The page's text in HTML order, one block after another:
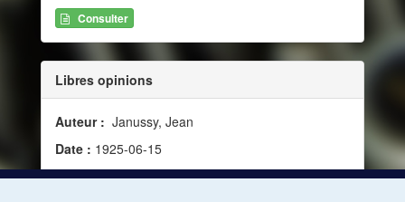
Consulter
Libres opinions
Auteur : Janussy, Jean
Date : 1925-06-15
Source :Le Courrier musical et théâtral, vol. 27,